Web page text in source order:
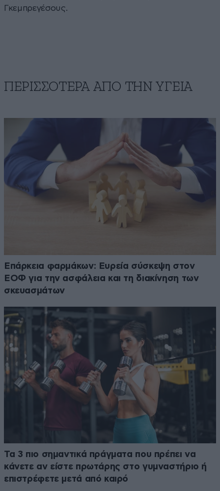
Γκεμπρεγέσους.
ΠΕΡΙΣΣΟΤΕΡΑ ΑΠΟ ΤΗΝ ΥΓΕΙΑ
Επάρκεια φαρμάκων: Ευρεία σύσκεψη στον
ΕΟΦ για την ασφάλεια και τη διακίνηση των
σκευασμάτων
Τα 3 πιο σημαντικά πράγματα που πρέπει να
κάνετε αν είστε πρωτάρης στο γυμναστήριο ή
επιστρέφετε μετά από καιρό